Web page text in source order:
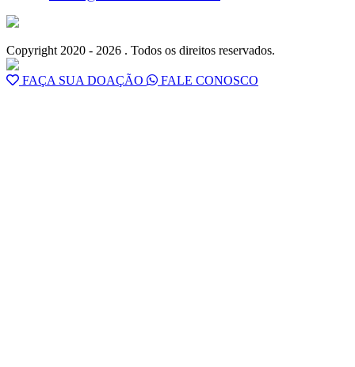
Copyright 2020 - 2026 . Todos os direitos reservados.
FAÇA SUA DOAÇÃO FALE CONOSCO